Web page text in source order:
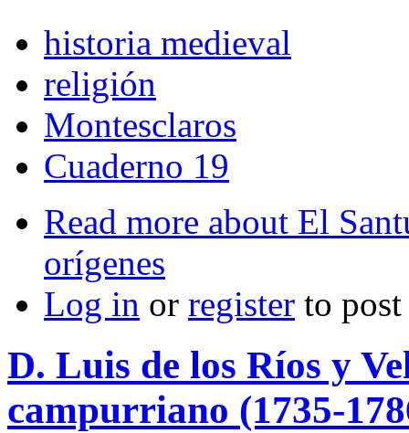
historia medieval
religión
Montesclaros
Cuaderno 19
Read more about El
orígenes
Log in or register to
D. Luis de los Ríos y
campurriano (1735-